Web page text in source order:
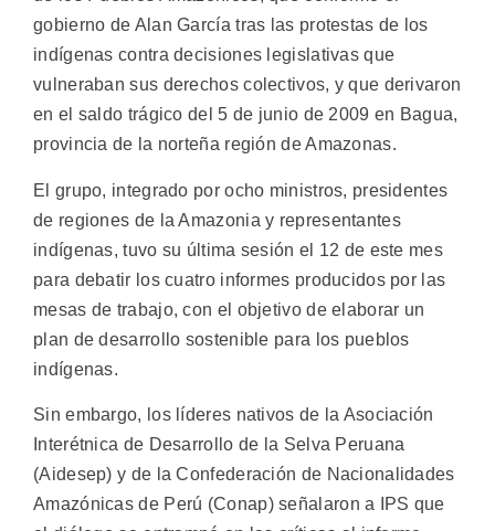
gobierno de Alan García tras las protestas de los
indígenas contra decisiones legislativas que
vulneraban sus derechos colectivos, y que derivaron
en el saldo trágico del 5 de junio de 2009 en Bagua,
provincia de la norteña región de Amazonas.
El grupo, integrado por ocho ministros, presidentes
de regiones de la Amazonia y representantes
indígenas, tuvo su última sesión el 12 de este mes
para debatir los cuatro informes producidos por las
mesas de trabajo, con el objetivo de elaborar un
plan de desarrollo sostenible para los pueblos
indígenas.
Sin embargo, los líderes nativos de la Asociación
Interétnica de Desarrollo de la Selva Peruana
(Aidesep) y de la Confederación de Nacionalidades
Amazónicas de Perú (Conap) señalaron a IPS que